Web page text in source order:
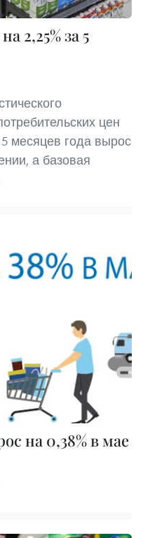
2,25% за 5
цен
месяцев года вырос
а базовая
на 0,38% в мае